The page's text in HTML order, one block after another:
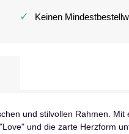
✓ Keinen
und stilvollen Rahmen.
und die zarte Herzform